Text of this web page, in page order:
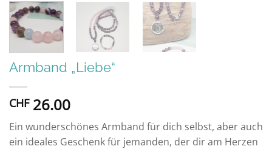
Armband „Liebe“
CHF26.00
Ein wunderschönes Armband für dich selbst, aber auch
ein ideales Geschenk für jemanden, der dir am Herzen